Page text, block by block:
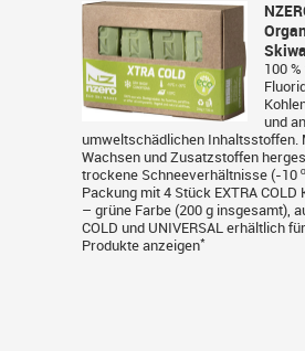
100
und
umweltschädlichen Inhaltsstoffen.
Wachsen und Zusatzstoffen
trockene Schneeverhältnisse (-10
Packung mit 4 Stück EXTRA COLD
– grüne Farbe (200 g insgesamt),
COLD und UNIVERSAL erhältlich
Produkte anzeigen*